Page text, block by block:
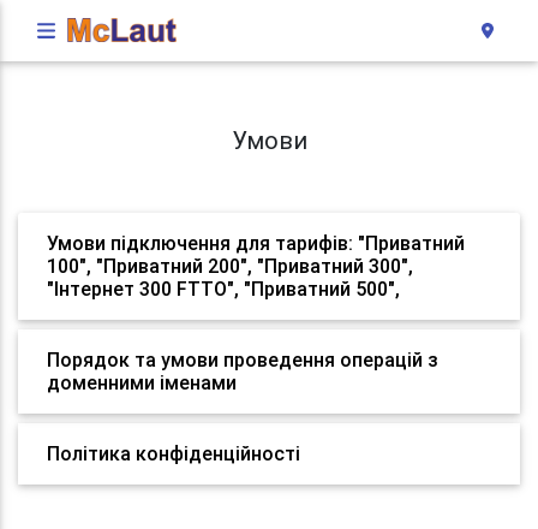
Умови
Умови підключення для тарифів: "Приватний
100", "Приватний 200", "Приватний 300",
"Інтернет 300 FTTO", "Приватний 500",
Порядок та умови проведення операцій з
доменними іменами
Політика конфіденційності